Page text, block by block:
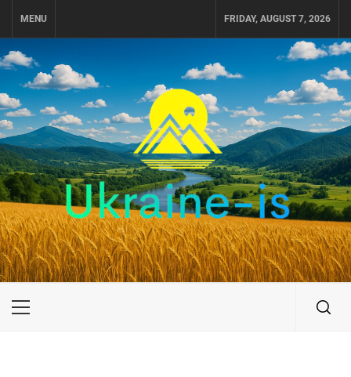
MENU FRIDAY, AUGUST 7, 2026
UKRAINE-IS
ПУТЕШЕСТВИЕ ПО УКРАИНЕ
Primary